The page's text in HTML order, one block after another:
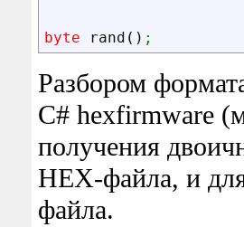
byte rand ( ) ;
Разбором
C# hexfirmware
получения
HEX-файла, и
файла.